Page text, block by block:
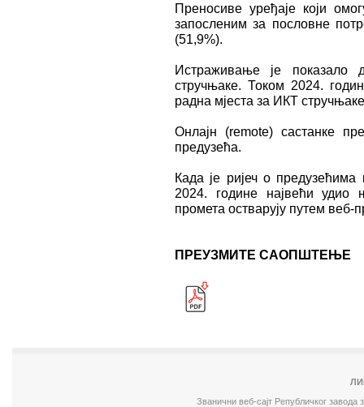
Преносиве уређаје који
запосленим за пословне
(51,9%).
Истраживање је
стручњаке. Током 2024.
радна мјеста за ИКТ
Oнлајн (remote) састанке
предузећа.
Када је ријеч о предузећима
2024. године највећи
промета остварују путем веб-
ПРЕУЗМИТЕ САОПШТЕЊЕ
Званични веб-сајт Републичког